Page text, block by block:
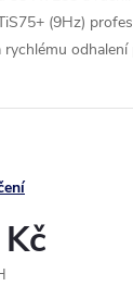
(9Hz)
rychlému odhalení